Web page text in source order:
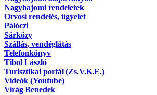
Nagybajomi rendeletek
Orvosi rendelés, ügyelet
Pálóczi
Sárközy
Szállás, vendéglátás
Telefonkönyv
Tibol László
Turisztikai portál (Zs.V.K.E.)
Videók (Youtube)
Virág Benedek